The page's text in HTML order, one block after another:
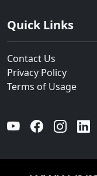
Quick Links
Contact Us
Privacy Policy
Terms of Usage
YouTube Facebook Instagram